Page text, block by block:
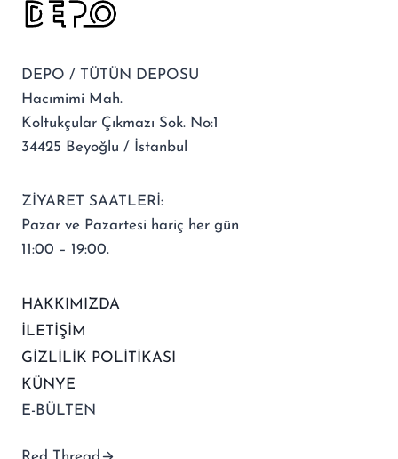
DEPO / TÜTÜN DEPOSU
Hacımimi Mah.
Koltukçular Çıkmazı Sok. No:1
34425 Beyoğlu / İstanbul
ZİYARET SAATLERİ:
Pazar ve Pazartesi hariç her gün
11:00 – 19:00.
HAKKIMIZDA
İLETİŞİM
GİZLİLİK POLİTİKASI
KÜNYE
E-BÜLTEN